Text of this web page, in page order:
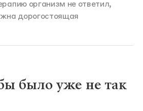
организм не ответил,
дорогостоящая
было уже не так